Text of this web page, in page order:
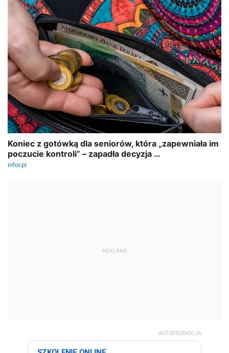
REKLAMA
AUTOPROMOCJA